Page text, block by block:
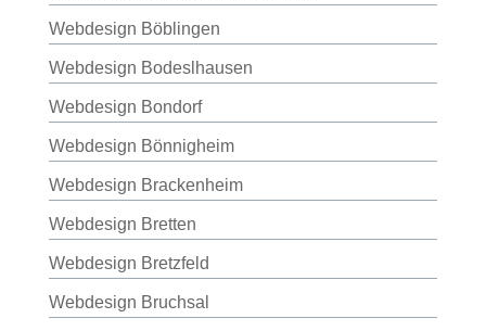
Webdesign Böblingen
Webdesign Bodeslhausen
Webdesign Bondorf
Webdesign Bönnigheim
Webdesign Brackenheim
Webdesign Bretten
Webdesign Bretzfeld
Webdesign Bruchsal